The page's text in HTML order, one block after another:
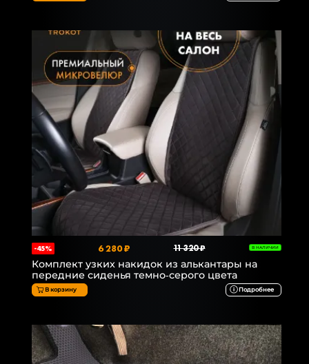
-45% 6 280 ₽ 11 320 ₽ В НАЛИЧИИ
Комплект узких накидок из алькантары на
передние сиденья темно-серого цвета
В корзину Подробнее